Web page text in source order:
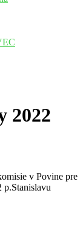
2022
v Povine pre